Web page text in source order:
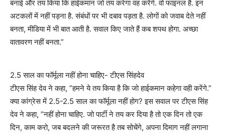
बनाई और तय किया कि हाईकमान जो तय करेगा वह करेंगे. वो फाइनल है. इन
अटकलों में नहीं पड़ना है. संबंधों पर भी दबाव पड़ता है. लोगों को जवाब देते नहीं
बनता, मीडिया में भी बात आती है. सवाल किए जाते हैं कब शपथ होगा. अच्छा
वातावरण नहीं बनता.”
2.5 साल का फॉर्मूला नहीं होना चाहिए- टीएस सिंहदेव
टीएस सिंह देव ने कहा, ”हमने ये तय किया है कि जो हाईकमान कहेगा वही करेंगे.”
क्या कांग्रेस में 2.5-2.5 साल का फॉर्मूला नहीं होग? इस सवाल पर टीएस सिंह
देव ने कहा, ”नहीं होना चाहिए. जो पार्टी ने तय कर दिया है तो एक दिन तो एक
दिन, काम करो, जब बदलने की जरूरत है तब सोचेंगे, अपना दिमाग नहीं लगाना